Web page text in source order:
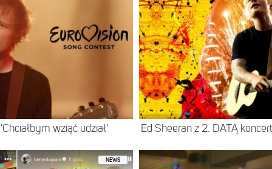
wziąć udział' Ed Sheeran z 2. DATĄ
NEWS